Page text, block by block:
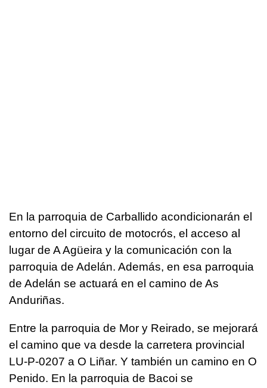
En la parroquia de Carballido acondicionarán el
entorno del circuito de motocrós, el acceso al
lugar de A Agüeira y la comunicación con la
parroquia de Adelán. Además, en esa parroquia
de Adelán se actuará en el camino de As
Anduriñas.
Entre la parroquia de Mor y Reirado, se mejorará
el camino que va desde la carretera provincial
LU-P-0207 a O Liñar. Y también un camino en O
Penido. En la parroquia de Bacoi se